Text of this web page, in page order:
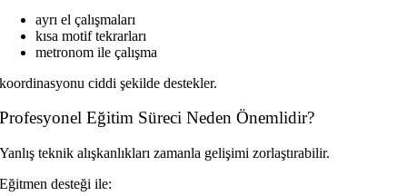
ayrı el çalışmaları
kısa motif tekrarları
metronom ile çalışma
koordinasyonu ciddi şekilde destekler.
Profesyonel Eğitim Süreci Neden Önemlidir?
Yanlış teknik alışkanlıkları zamanla gelişimi zorlaştırabilir.
Eğitmen desteği ile: